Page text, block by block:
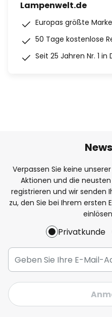
Lampenwelt.de
Europas größte
50 Tage kostenlose
Seit 25 Jahren Nr. 1
Verpassen Sie keine
Aktionen und die
registrieren und wir senden
zu, den Sie bei Ihrem ersten
Privatkunde